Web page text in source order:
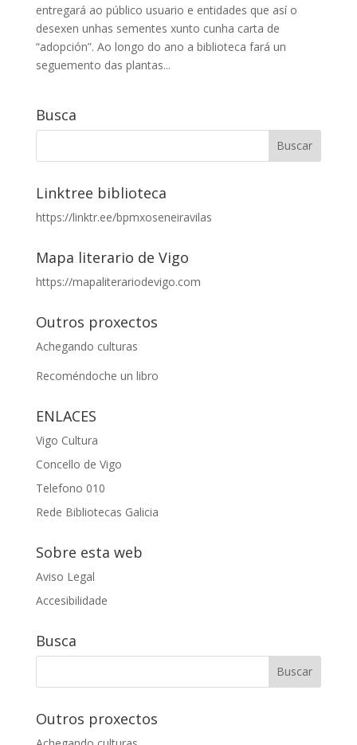
entregará ao público usuario e entidades que así o
desexen unhas sementes xunto cunha carta de
“adopción”. Ao longo do ano a biblioteca fará un
seguemento das plantas...
Busca
Linktree biblioteca
https://linktr.ee/bpmxoseneiravilas
Mapa literario de Vigo
https://mapaliterariodevigo.com
Outros proxectos
Achegando culturas
Recoméndoche un libro
ENLACES
Vigo Cultura
Concello de Vigo
Telefono 010
Rede Bibliotecas Galicia
Sobre esta web
Aviso Legal
Accesibilidade
Busca
Outros proxectos